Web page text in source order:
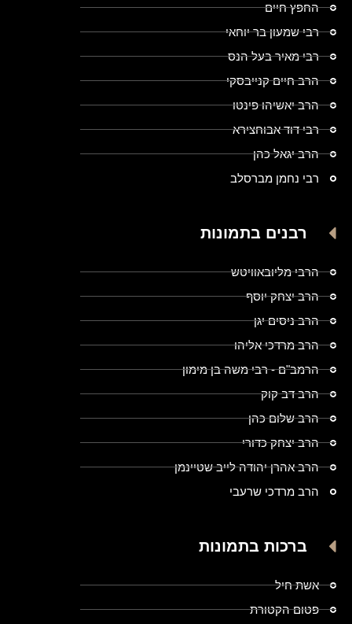
החפץ חיים
רבי שמעון בר יוחאי
רבי מאיר בעל הנס
הרב חיים קנייבסקי
הרב יאשיהו פינטו
רבי דוד אבוחצירא
הרב יגאל כהן
רבי נחמן מברסלב
רבנים בתמונות
הרבי מליובאוויטש
הרב יצחק יוסף
הרב ניסים יגן
הרב מרדכי אליהו
הרמב"ם - רבי משה בן מימון
הרב דב קוק
הרב שלום כהן
הרב יצחק כדורי
הרב אהרן יהודה לייב שטיינמן
הרב מרדכי שרעבי
ברכות בתמונות
אשת חיל
פטום הקטורת